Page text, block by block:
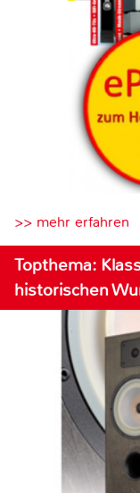
>> mehr erfahren
Topthema:
historischen